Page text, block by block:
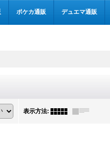
ポケカ通販 デュエマ通販
表示方法: